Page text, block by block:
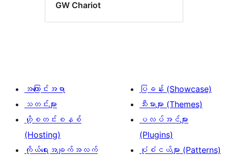
GW Chariot
အကြောင်းအရာ
သတင်းများ
ဟို့စတင်းစနစ်
(Hosting)
ကိုယ်ရေးအချက်အလက်
ပြခန်း (Showcase)
သီးမားများ (Themes)
ပလပ်အင်များ
(Plugins)
ပုံစံငယ်များ (Patterns)